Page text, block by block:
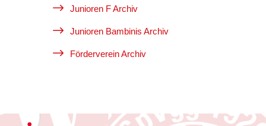
$ Junioren F Archiv
$ Junioren Bambinis Archiv
$ Förderverein Archiv